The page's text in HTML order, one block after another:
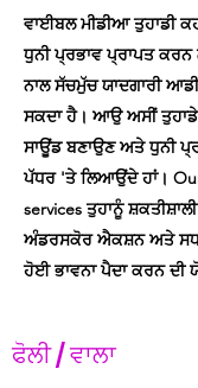
ਵਾਈਬਲ ਮੀਡੀਆ ਤੁਹਾਡੀ
ਧੁਨੀ ਪ੍ਰਭਾਵ ਪ੍ਰਾਪਤ
ਨਾਲ ਸੱਚਮੁੱਚ ਯਾਦਗਾਰੀ
ਸਕਦਾ ਹੈ। ਆਉ ਅਸੀਂ
ਸਾਊਂਡ ਬਣਾਉਣ ਅਤੇ ਧੁਨੀ
ਪੱਧਰ 'ਤੇ ਲਿਆਉਂਦੇ ਹਾਂ।
services ਤੁਹਾਨੂੰ
ਅੰਡਰਸਕੋਰ ਐਕਸ਼ਨ ਅਤੇ
ਹੋਈ ਭਾਵਨਾ ਪੈਦਾ ਕਰਨ ਦੀ
ਫੋਲੀ / ਵਾਲਾ